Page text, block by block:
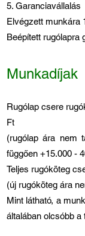
5. Garanciavállalás
Elvégzett munkára
Beépített rugólapra
Munkadíjak
Rugólap csere
Ft
(rugólap ára nem
függően +15.000 -
Teljes rugóköteg
(új rugóköteg ára
Mint látható, a
általában olcsóbb a